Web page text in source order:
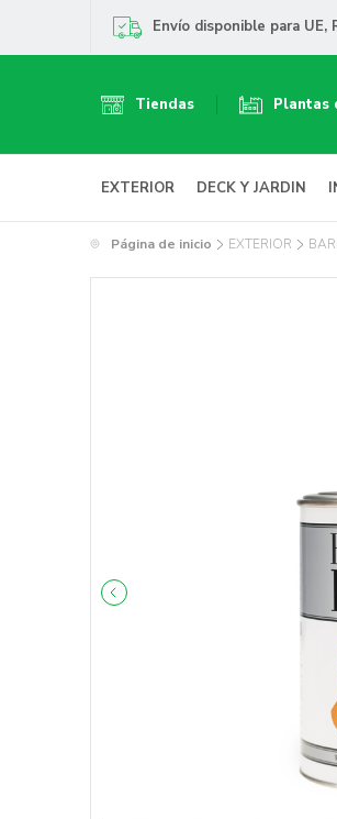
Envío disponible para UE,
Tiendas Plantas
EXTERIOR DECK Y JARDIN
Página de inicio EXTERIOR